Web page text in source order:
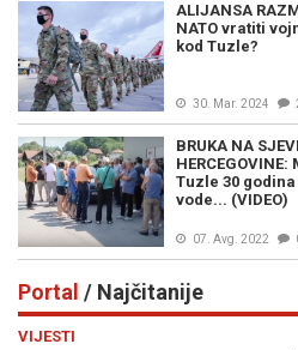
ALIJANSA
NATO vratiti
kod Tuzle?
30. Mar. 2024
BRUKA NA
Tuzle 30
vode... (VIDEO)
07. Avg. 2022
Portal / Najčitanije
VIJESTI